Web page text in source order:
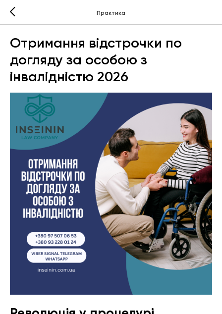
Практика
Отримання відстрочки по
догляду за особою з
інвалідністю 2026